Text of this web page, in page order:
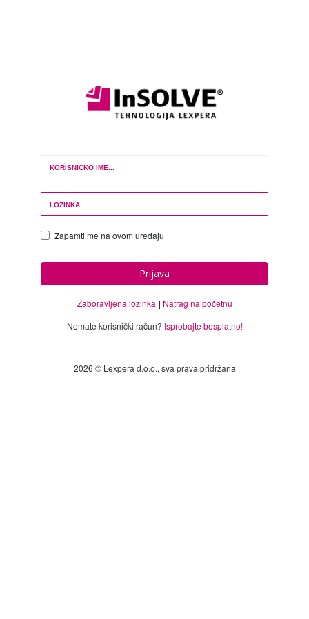
Login Form
Zapamti me na ovom uređaju
Prijava
Zaboravljena lozinka
Natrag na početnu
Nemate korisnički račun? Isprobajte besplatno!
2026 © Lexpera d.o.o., sva prava pridržana